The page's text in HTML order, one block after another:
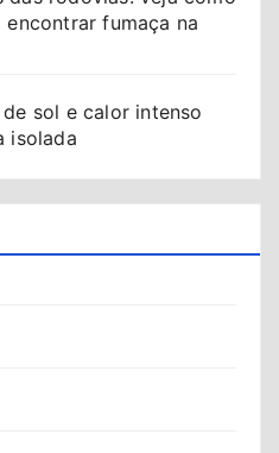
fumaça na
sol e calor intenso
isolada